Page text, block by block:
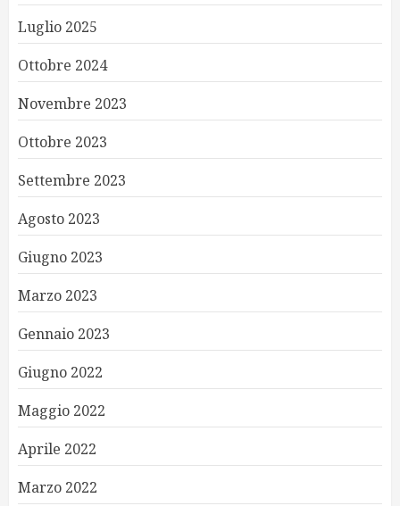
Luglio 2025
Ottobre 2024
Novembre 2023
Ottobre 2023
Settembre 2023
Agosto 2023
Giugno 2023
Marzo 2023
Gennaio 2023
Giugno 2022
Maggio 2022
Aprile 2022
Marzo 2022